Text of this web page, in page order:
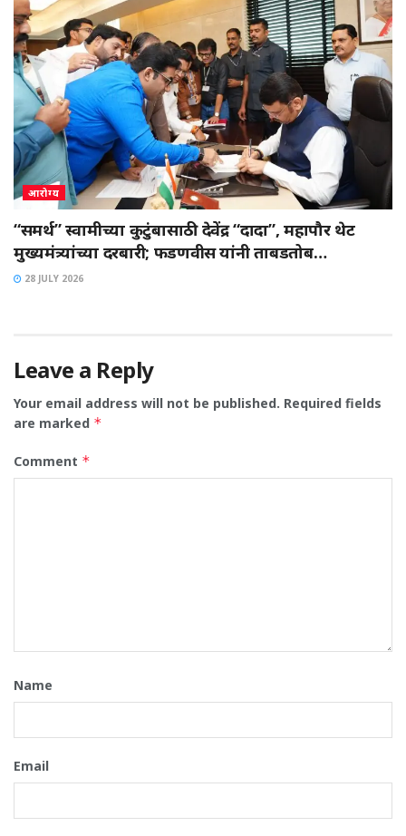
आरोग्य
“समर्थ” स्वामीच्या कुटुंबासाठी देवेंद्र “दादा”, महापौर थेट
मुख्यमंत्र्यांच्या दरबारी; फडणवीस यांनी ताबडतोब…
28 JULY 2026
Leave a Reply
Your email address will not be published. Required fields
are marked *
Comment *
Name
Email